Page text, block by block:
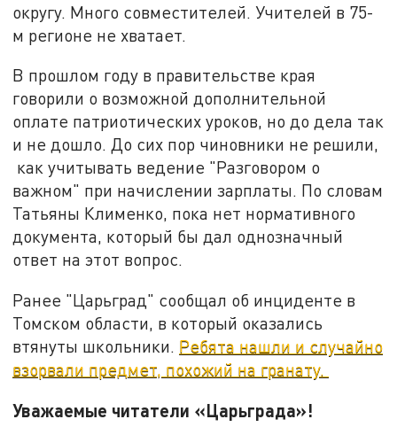
округу. Много совместителей. Учителей в 75-
м регионе не хватает.
В прошлом году в правительстве края
говорили о возможной дополнительной
оплате патриотических уроков, но до дела так
и не дошло. До сих пор чиновники не решили,
как учитывать ведение "Разговором о
важном" при начислении зарплаты. По словам
Татьяны Клименко, пока нет нормативного
документа, который бы дал однозначный
ответ на этот вопрос.
Ранее "Царьград" сообщал об инциденте в
Томском области, в который оказались
втянуты школьники. Ребята нашли и случайно
взорвали предмет, похожий на гранату.
Уважаемые читатели «Царьграда»!